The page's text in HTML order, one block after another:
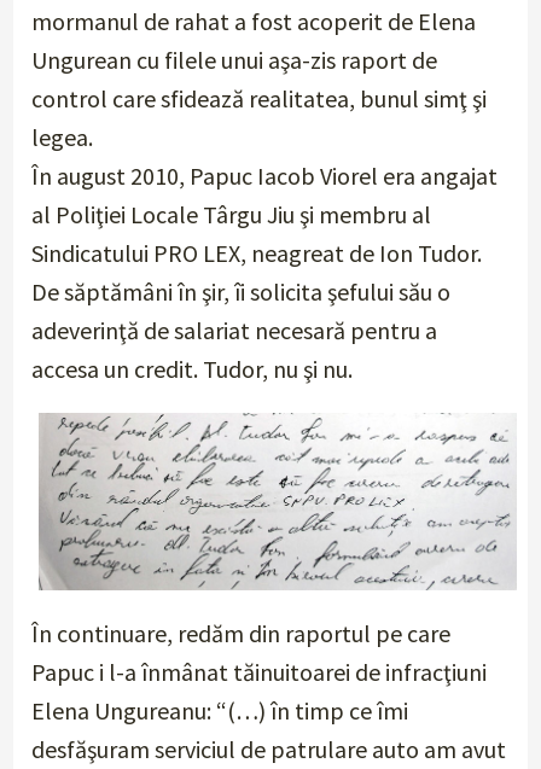
mormanul de rahat a fost acoperit de Elena
Ungurean cu filele unui aşa-zis raport de
control care sfidează realitatea, bunul simţ şi
legea.
În august 2010, Papuc Iacob Viorel era angajat
al Poliţiei Locale Târgu Jiu şi membru al
Sindicatului PRO LEX, neagreat de Ion Tudor.
De săptămâni în şir, îi solicita şefului său o
adeverinţă de salariat necesară pentru a
accesa un credit. Tudor, nu şi nu.
În continuare, redăm din raportul pe care
Papuc i l-a înmânat tăinuitoarei de infracţiuni
Elena Ungureanu: “(…) în timp ce îmi
desfăşuram serviciul de patrulare auto am avut